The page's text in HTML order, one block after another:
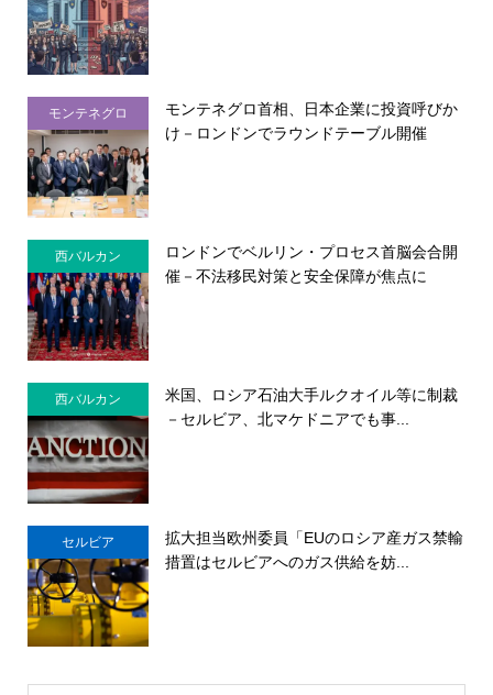
モンテネグロ
モンテネグロ首相、日本企業に投資呼びか
け－ロンドンでラウンドテーブル開催
西バルカン
ロンドンでベルリン・プロセス首脳会合開
催－不法移民対策と安全保障が焦点に
西バルカン
米国、ロシア石油大手ルクオイル等に制裁
－セルビア、北マケドニアでも事...
セルビア
拡大担当欧州委員「EUのロシア産ガス禁輸
措置はセルビアへのガス供給を妨...